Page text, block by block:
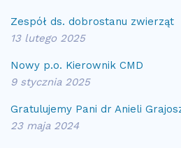
Zespół ds. dobrostanu zwierząt
13 lutego 2025
Nowy p.o. Kierownik CMD
9 stycznia 2025
Gratulujemy Pani dr Anieli
23 maja 2024